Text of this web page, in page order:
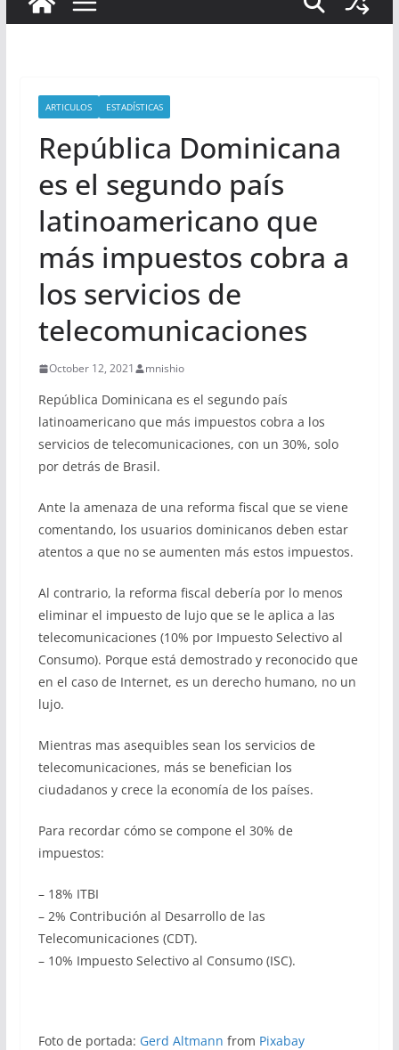
ARTICULOS ESTADÍSTICAS
República Dominicana
es el segundo país
latinoamericano que
más impuestos cobra a
los servicios de
telecomunicaciones
October 12, 2021 mnishio
República Dominicana es el segundo país
latinoamericano que más impuestos cobra a los
servicios de telecomunicaciones, con un 30%, solo
por detrás de Brasil.
Ante la amenaza de una reforma fiscal que se viene
comentando, los usuarios dominicanos deben estar
atentos a que no se aumenten más estos impuestos.
Al contrario, la reforma fiscal debería por lo menos
eliminar el impuesto de lujo que se le aplica a las
telecomunicaciones (10% por Impuesto Selectivo al
Consumo). Porque está demostrado y reconocido que
en el caso de Internet, es un derecho humano, no un
lujo.
Mientras mas asequibles sean los servicios de
telecomunicaciones, más se benefician los
ciudadanos y crece la economía de los países.
Para recordar cómo se compone el 30% de
impuestos:
– 18% ITBI
– 2% Contribución al Desarrollo de las
Telecomunicaciones (CDT).
– 10% Impuesto Selectivo al Consumo (ISC).
Foto de portada: Gerd Altmann from Pixabay